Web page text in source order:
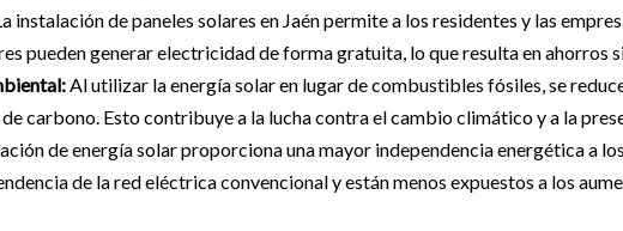
instalación de paneles solares en Jaén permite a los residentes y las
pueden generar electricidad de forma gratuita, lo que resulta en
Al utilizar la energía solar en lugar de combustibles fósiles, se
carbono. Esto contribuye a la lucha contra el cambio climático y a la
de energía solar proporciona una mayor independencia energética a
de la red eléctrica convencional y están menos expuestos a los